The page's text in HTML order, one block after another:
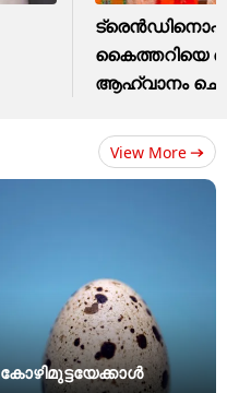
കൈത്തറിയെ
ആഹ്വാനം
View More
കോഴിമുട്ടയേക്കാൾ